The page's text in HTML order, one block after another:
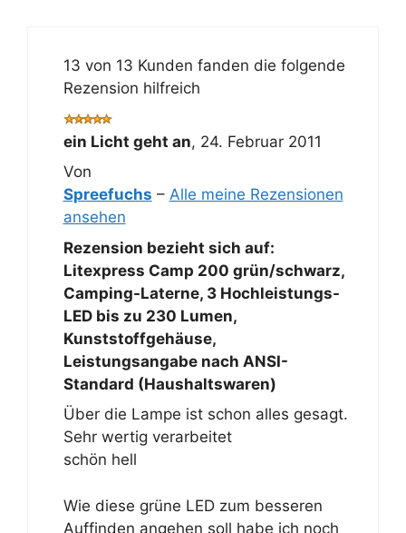
13 von 13 Kunden fanden die folgende
Rezension hilfreich
ein Licht geht an, 24. Februar 2011
Von
Spreefuchs – Alle meine Rezensionen
ansehen
Rezension bezieht sich auf:
Litexpress Camp 200 grün/schwarz,
Camping-Laterne, 3 Hochleistungs-
LED bis zu 230 Lumen,
Kunststoffgehäuse,
Leistungsangabe nach ANSI-
Standard (Haushaltswaren)
Über die Lampe ist schon alles gesagt.
Sehr wertig verarbeitet
schön hell
Wie diese grüne LED zum besseren
Auffinden angehen soll habe ich noch